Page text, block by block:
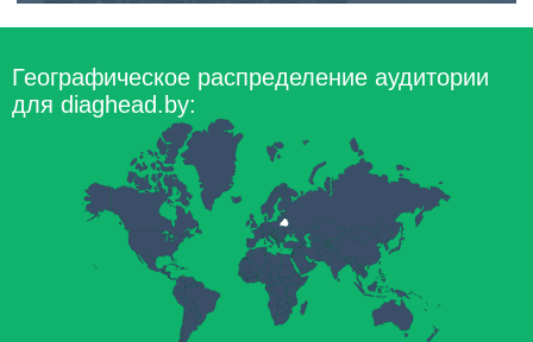
Географическое распределение аудитории
для diaghead.by: